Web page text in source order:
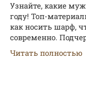
Узнайте, какие
году! Топ-
как носить шарф,
современно.
Читать полностью